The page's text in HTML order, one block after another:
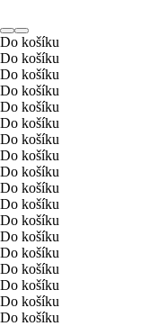
Do košíku
Do košíku
Do košíku
Do košíku
Do košíku
Do košíku
Do košíku
Do košíku
Do košíku
Do košíku
Do košíku
Do košíku
Do košíku
Do košíku
Do košíku
Do košíku
Do košíku
Do košíku